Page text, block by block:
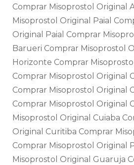
Comprar Misoprostol Original
Misoprostol Original Paial
Original Paial Comprar
Barueri Comprar Misoprostol
Horizonte Comprar
Comprar Misoprostol Original
Comprar Misoprostol Original
Comprar Misoprostol Original
Misoprostol Original Cuiaba
Original Curitiba Comprar
Comprar Misoprostol Original
Misoprostol Original Guaruja